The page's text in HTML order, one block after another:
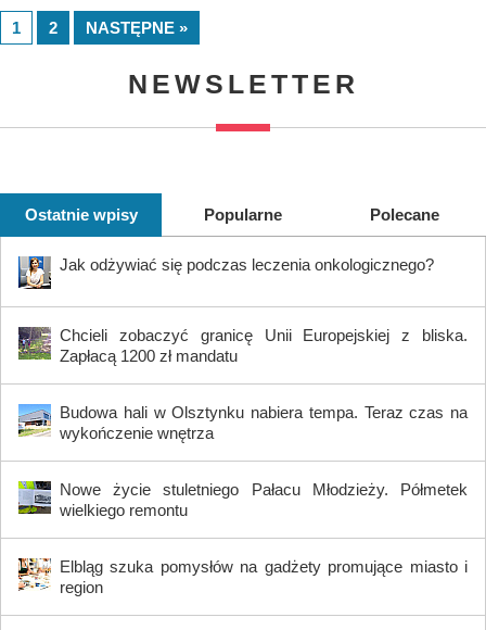
1 2 NASTĘPNE »
NEWSLETTER
Ostatnie wpisy Popularne Polecane
Jak odżywiać się podczas leczenia onkologicznego?
Chcieli zobaczyć granicę Unii Europejskiej z bliska.
Zapłacą 1200 zł mandatu
Budowa hali w Olsztynku nabiera tempa. Teraz czas na
wykończenie wnętrza
Nowe życie stuletniego Pałacu Młodzieży. Półmetek
wielkiego remontu
Elbląg szuka pomysłów na gadżety promujące miasto i
region